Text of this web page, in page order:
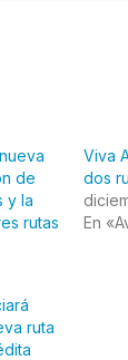
de
y la
rutas
Viva
dos
En
ruta